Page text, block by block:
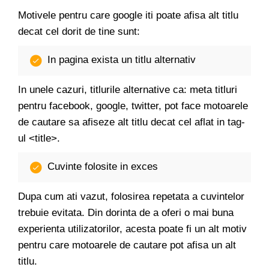
Motivele pentru care google iti poate afisa alt titlu
decat cel dorit de tine sunt:
In pagina exista un titlu alternativ
In unele cazuri, titlurile alternative ca: meta titluri
pentru facebook, google, twitter, pot face motoarele
de cautare sa afiseze alt titlu decat cel aflat in tag-
ul <title>.
Cuvinte folosite in exces
Dupa cum ati vazut, folosirea repetata a cuvintelor
trebuie evitata. Din dorinta de a oferi o mai buna
experienta utilizatorilor, acesta poate fi un alt motiv
pentru care motoarele de cautare pot afisa un alt
titlu.